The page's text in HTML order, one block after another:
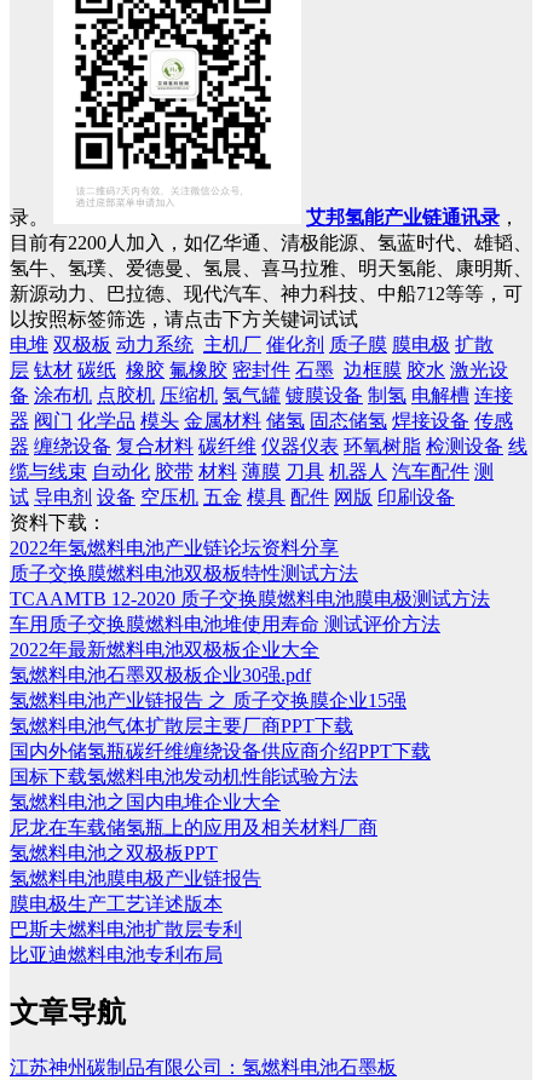
录。 艾邦氢能产业链通讯录 ，
目前有2200人加入，如亿华通、清极能源、氢蓝时代、雄韬、
氢牛、氢璞、爱德曼、氢晨、喜马拉雅、明天氢能、康明斯、
新源动力、巴拉德、现代汽车、神力科技、中船712等等，可
以按照标签筛选，请点击下方关键词试试
电堆 双极板 动力系统 主机厂 催化剂 质子膜 膜电极 扩散
层 钛材 碳纸 橡胶 氟橡胶 密封件 石墨 边框膜 胶水 激光设
备 涂布机 点胶机 压缩机 氢气罐 镀膜设备 制氢 电解槽 连接
器 阀门 化学品 模头 金属材料 储氢 固态储氢 焊接设备 传感
器 缠绕设备 复合材料 碳纤维 仪器仪表 环氧树脂 检测设备 线
缆与线束 自动化 胶带 材料 薄膜 刀具 机器人 汽车配件 测
试 导电剂 设备 空压机 五金 模具 配件 网版 印刷设备
资料下载：
2022年氢燃料电池产业链论坛资料分享
质子交换膜燃料电池双极板特性测试方法
TCAAMTB 12-2020 质子交换膜燃料电池膜电极测试方法
车用质子交换膜燃料电池堆使用寿命 测试评价方法
2022年最新燃料电池双极板企业大全
氢燃料电池石墨双极板企业30强.pdf
氢燃料电池产业链报告 之 质子交换膜企业15强
氢燃料电池气体扩散层主要厂商PPT下载
国内外储氢瓶碳纤维缠绕设备供应商介绍PPT下载
国标下载氢燃料电池发动机性能试验方法
氢燃料电池之国内电堆企业大全
尼龙在车载储氢瓶上的应用及相关材料厂商
氢燃料电池之双极板PPT
氢燃料电池膜电极产业链报告
膜电极生产工艺详述版本
巴斯夫燃料电池扩散层专利
比亚迪燃料电池专利布局
文章导航
江苏神州碳制品有限公司：氢燃料电池石墨板